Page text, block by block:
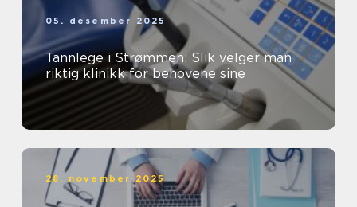
05. desember 2025
Tannlege i Strømmen: Slik velger man
riktig klinikk for behovene sine
28. november 2025